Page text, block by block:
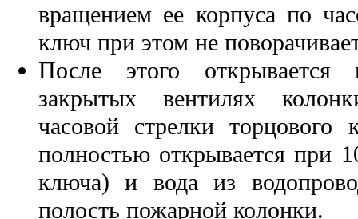
вращением ее корпуса по
ключ при этом не
После этого открывается
закрытых вентилях
часовой стрелки торцового
полностью открывается при
ключа) и вода из
полость пожарной колонки.